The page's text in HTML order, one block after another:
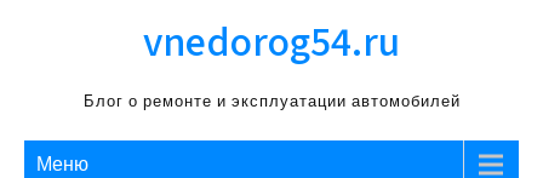
vnedorog54.ru
Блог о ремонте и эксплуатации автомобилей
Меню